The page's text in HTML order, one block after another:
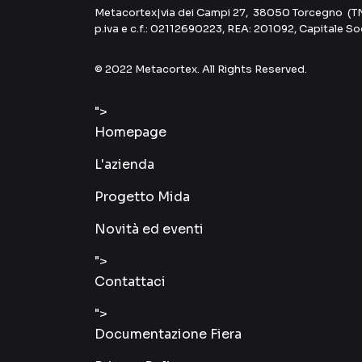
Metacortex|via dei Campi 27, 38050 Torcegno
p.iva e c.f.: 02112690223, REA: 201092, Capitale
© 2022 Metacortex. All Rights Reserved.
">
Homepage
L'azienda
Progetto Mida
Novità ed eventi
">
Contattaci
">
Documentazione Fiera